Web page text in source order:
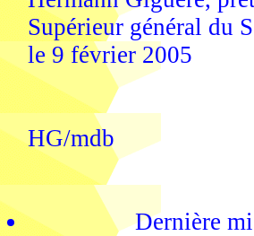
Supérieur général du
le 9 février 2005
HG/mdb
Dernière